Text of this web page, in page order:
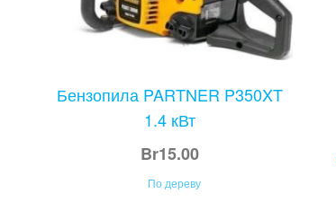
Бензопила PARTNER P350XT
1.4 кВт
Br15.00
По дереву